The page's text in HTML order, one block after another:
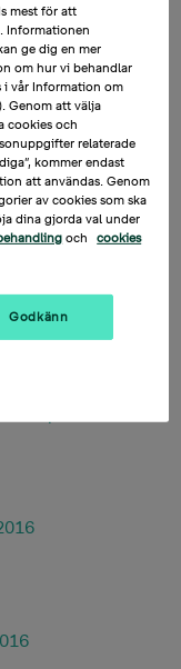
mest för att
Informationen
ge dig en mer
om hur vi behandlar
i vår Information om
Genom att välja
cookies och
relaterade
kommer endast
att användas. Genom
av cookies som ska
dina gjorda val under
och
cookies
Godkänn